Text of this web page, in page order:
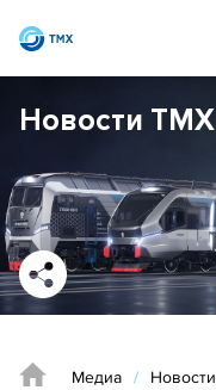
Новости ТМХ
Медиа / Новости